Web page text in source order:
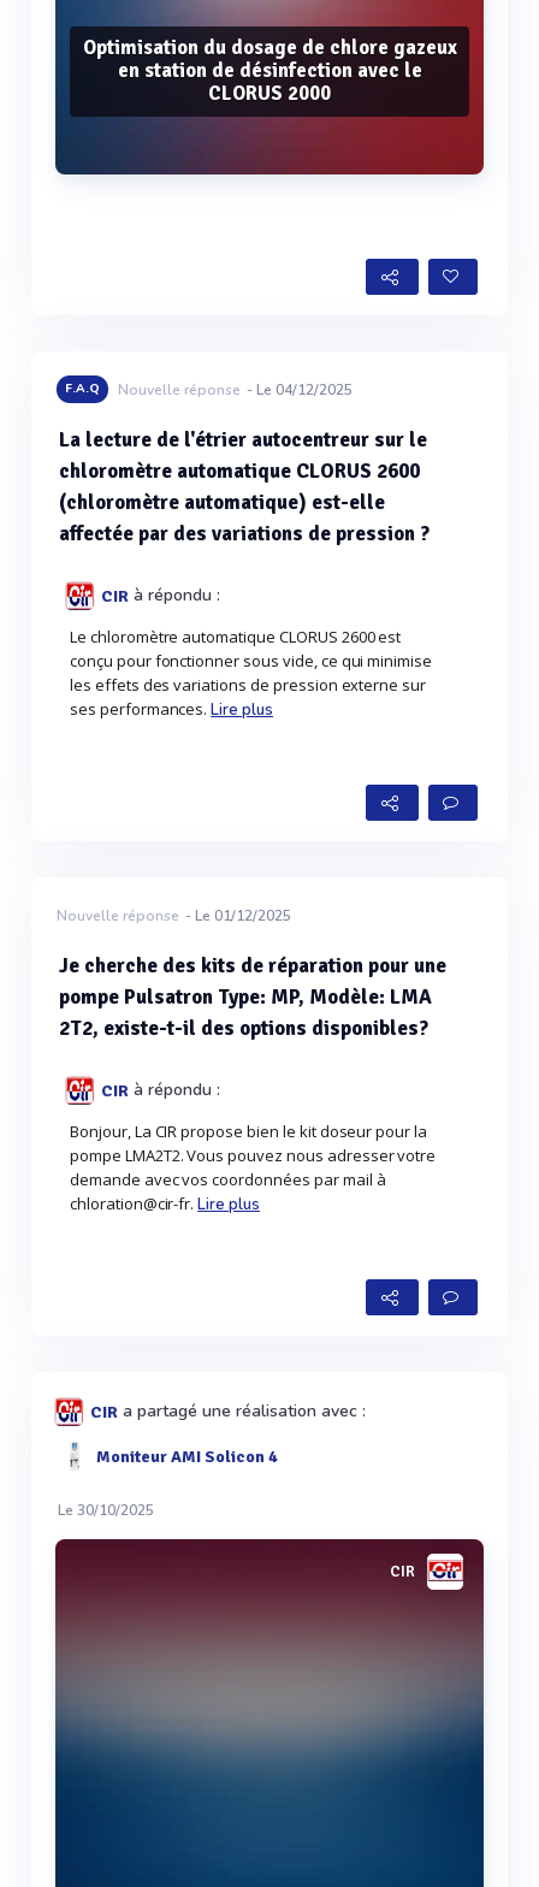
Optimisation du dosage de chlore gazeux
en station de désinfection avec le
CLORUS 2000
F.A.Q Nouvelle réponse - Le 04/12/2025
La lecture de l'étrier autocentreur sur le
chloromètre automatique CLORUS 2600
(chloromètre automatique) est-elle
affectée par des variations de pression ?
CIR à répondu :
Le chloromètre automatique CLORUS 2600 est
conçu pour fonctionner sous vide, ce qui minimise
les effets des variations de pression externe sur
ses performances.Lire plus
Nouvelle réponse - Le 01/12/2025
Je cherche des kits de réparation pour une
pompe Pulsatron Type: MP, Modèle: LMA
2T2, existe-t-il des options disponibles?
CIR à répondu :
Bonjour, La CIR propose bien le kit doseur pour la
pompe LMA2T2. Vous pouvez nous adresser votre
demande avec vos coordonnées par mail à
chloration@cir-fr.Lire plus
CIR a partagé une réalisation avec :
Moniteur AMI Solicon 4
Le 30/10/2025
CIR